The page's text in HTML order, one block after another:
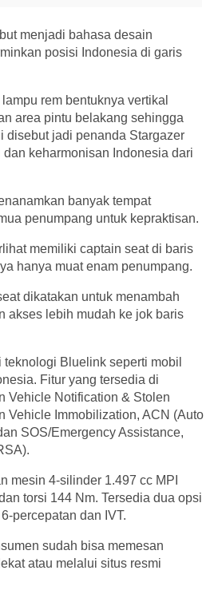
menjadi bahasa desain
posisi Indonesia di garis
rem bentuknya vertikal
area pintu belakang sehingga
disebut jadi penanda Stargazer
keharmonisan Indonesia dari
banyak tempat
penumpang untuk kepraktisan.
memiliki captain seat di baris
hanya muat enam penumpang.
dikatakan untuk menambah
akses lebih mudah ke jok baris
Bluelink seperti mobil
Fitur yang tersedia di
Vehicle Notification & Stolen
Vehicle Immobilization, ACN (Auto
SOS/Emergency Assistance,
mesin 4-silinder 1.497 cc MPI
torsi 144 Nm. Tersedia dua opsi
percepatan dan IVT.
sudah bisa memesan
atau melalui situs resmi